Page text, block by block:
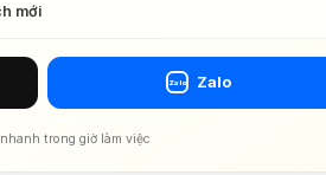
mới
Zalo Zalo
trong giờ làm việc